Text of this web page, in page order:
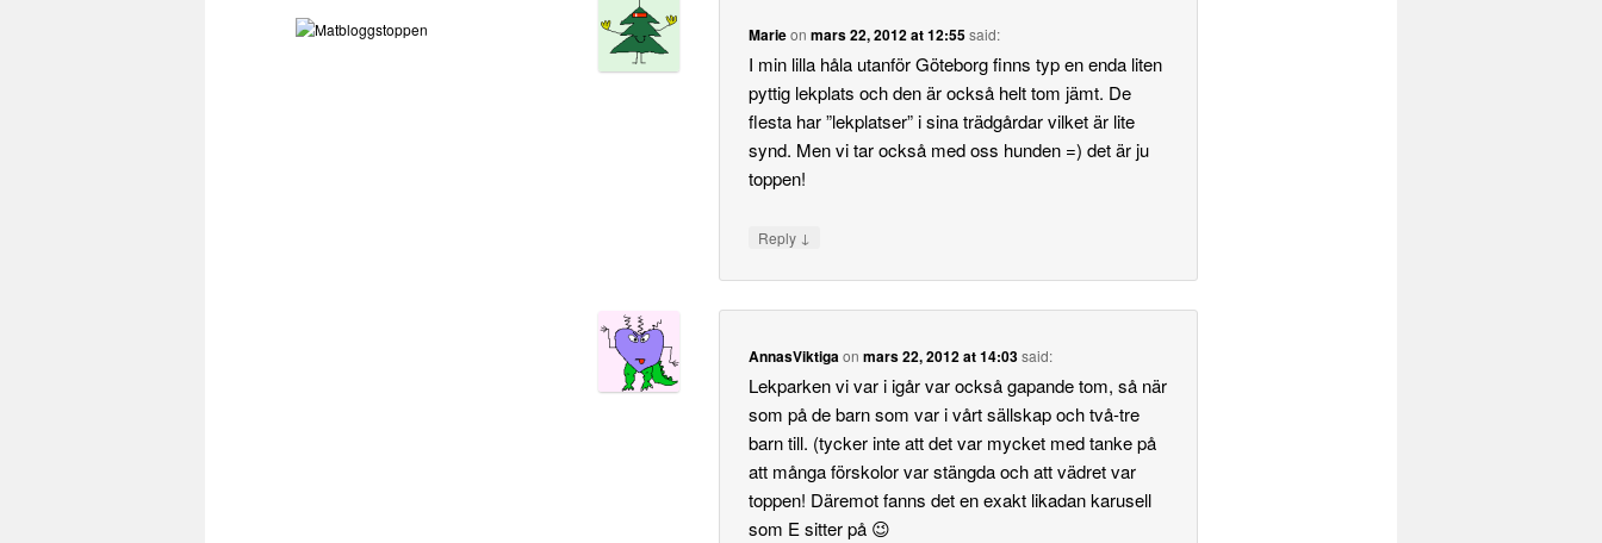
Marieonmars 22, 2012 at 12:55said:
I min lilla håla utanför Göteborg finns typ en enda liten
pyttig lekplats och den är också helt tom jämt. De
flesta har ”lekplatser” i sina trädgårdar vilket är lite
synd. Men vi tar också med oss hunden =) det är ju
toppen!
Reply ↓
AnnasViktigaonmars 22, 2012 at 14:03said:
Lekparken vi var i igår var också gapande tom, så när
som på de barn som var i vårt sällskap och två-tre
barn till. (tycker inte att det var mycket med tanke på
att många förskolor var stängda och att vädret var
toppen! Däremot fanns det en exakt likadan karusell
som E sitter på 😉